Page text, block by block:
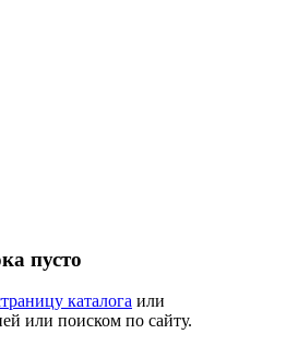
пусто
каталога или
или поиском по сайту.